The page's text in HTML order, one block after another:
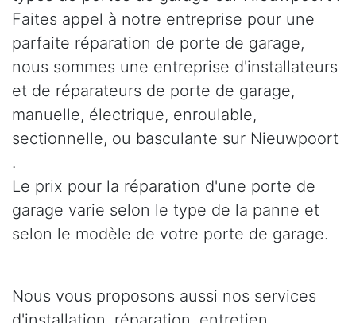
Faites appel à notre entreprise pour une
parfaite réparation de porte de garage,
nous sommes une entreprise d'installateurs
et de réparateurs de porte de garage,
manuelle, électrique, enroulable,
sectionnelle, ou basculante sur Nieuwpoort
.
Le prix pour la réparation d'une porte de
garage varie selon le type de la panne et
selon le modèle de votre porte de garage.
Nous vous proposons aussi nos services